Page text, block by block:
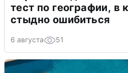
тест по географии, в
стыдно ошибиться
6 августа 51